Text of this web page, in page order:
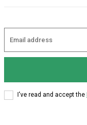
I've read and accept the